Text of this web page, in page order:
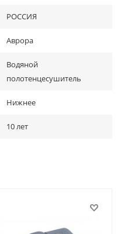
РОССИЯ
Аврора
Водяной
полотенцесушитель
Нижнее
10 лет